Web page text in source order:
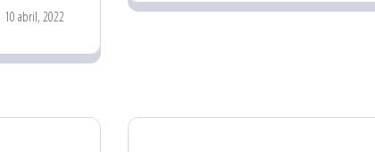
10 abril, 2022